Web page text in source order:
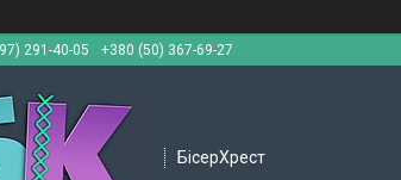
291-40-05
+380 (50) 367-69-27
БісерХрест